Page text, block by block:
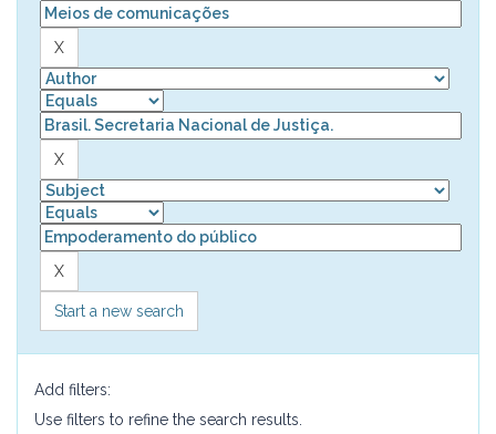
Start a new search
Add filters:
Use filters to refine the search results.